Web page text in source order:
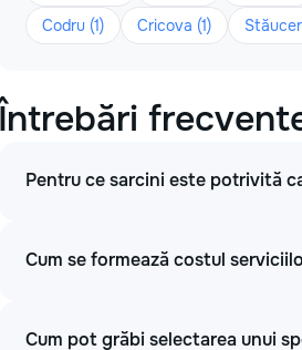
Codru (1)
Cricova (1)
Întrebări
Pentru ce sarcini este potrivită
Cum se formează costul
Cum pot grăbi selectarea unui